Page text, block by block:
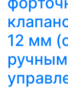
12 мм
ручным